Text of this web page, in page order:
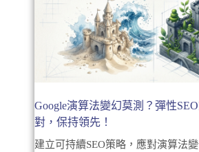
Google演算法變幻莫測？彈性
對，保持領先！
建立可持續SEO策略，應對演算法